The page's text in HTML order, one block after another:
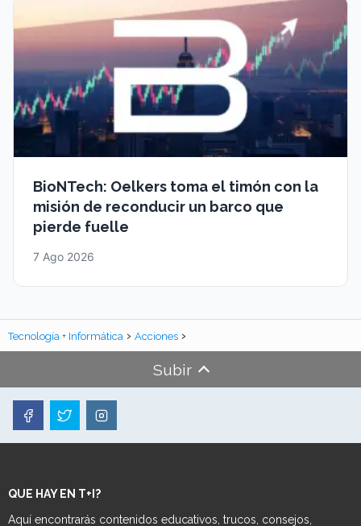
BioNTech: Oelkers toma el timón con la
misión de reconducir un barco que
pierde fuelle
7 Ago 2026
Tecnología + Informática Acciones
Subir
QUE HAY EN T+I?
Aquí encontrarás contenidos educativos, trucos, consejos,